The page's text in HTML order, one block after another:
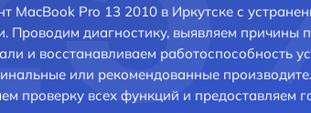
MacBook Pro 13 2010 в Иркутске с
Проводим диагностику, выявляем причины
и восстанавливаем работоспособность
или рекомендованные
проверку всех функций и предоставляем